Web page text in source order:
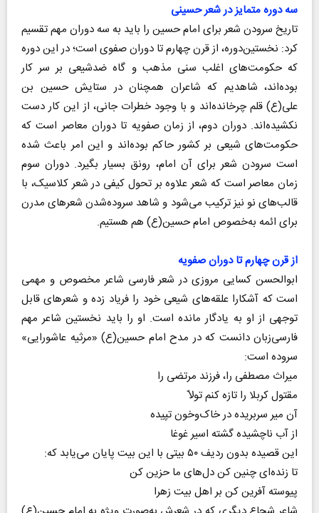
سه دوره متمایز در شعر حسینی
تاریخ سرودن شعر برای امام حسین را باید به سه دوران مهم تقسیم
کرد: نخستین‌دوره، از قرن چهارم تا دوران صفوی است؛ در این دوره
که حکومت‌های اغلب سنی مذهب و گاه ضد‌شیعی بر سر کار
بوده‌اند، شاهدیم که شاعران همچنان در ستایش حسین بن
علی(ع) قلم چرخانده‌اند و با وجود خطرات جانی، از این کار دست
نکشیده‌اند. دوران دوم، از زمان صفویه تا دوران معاصر است که
حکومت‌های شیعی بر کشور حاکم بوده‌اند و این امر باعث شده
است سرودن شعر برای آن امام، رونق بسیار بگیرد. دوران سوم
زمان معاصر است که شعر علاوه بر تحول کیفی در شعر کلاسیک، با
قالب‌های نو نیز ترکیب می‌شود و شاهد سروده‌شدن شعرهای مدرن
برای ائمه به‌خصوص امام حسین(ع) هم هستیم.
از قرن چهارم تا دوران صفویه
ابوالحسن‌ کسایی‌ مروزی‌ در شعر فارسی شاعر مخصوص و مهمی
است که آشکارا علقه‌های شیعی خود را فریاد زده و شعرهای قابل
توجهی از او به یادگار مانده است. او را باید نخستین‌ شاعر مهم
فارسی‌‌زبان‌ دانست‌ که‌ در مدح امام حسین‌(ع) «مرثیه‌ عاشورایی»
سروده‌ است:‌
میراث‌ مصطفی‌ را، فرزند مرتضی‌ را
مقتول‌ کربلا را تازه‌ کنم‌ تولاّ
آن‌ میر سر‌بریده‌ در خاک‌‌و‌خون‌ تپیده‌
از آب‌ ناچشیده‌ گشته‌ اسیر غوغا
این قصیده بدون ردیف ۵۰ بیتی با این بیت پایان می‌یابد که:
تا زنده‌ای چنین کن دل‌های ما حزین کن
پیوسته آفرین کن بر اهل بیت زهرا